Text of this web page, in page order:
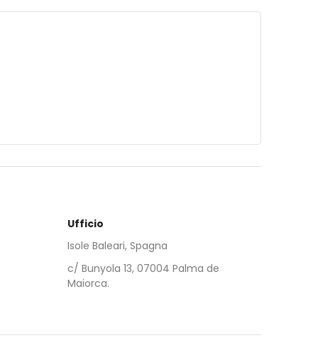
Ufficio
Isole Baleari, Spagna
c/ Bunyola 13, 07004 Palma de
Maiorca.